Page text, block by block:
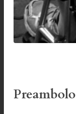
Preambolo